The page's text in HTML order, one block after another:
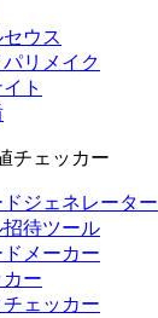
ウス
リメイク
ト
チェッカー
ジェネレーター
待ツール
メーカー
ー
ェッカー